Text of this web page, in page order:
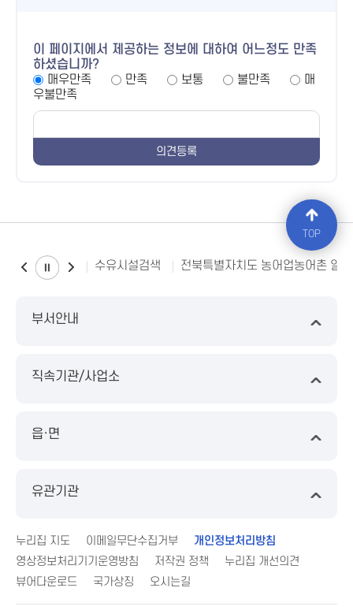
이 페이지에서 제공하는 정보에 대하여 어느정도 만족
하셨습니까?
매우만족
만족 보통 불만족
매
우불만족
수유시설검색 전북특별자치도 농어업농어촌 일
부서안내
직속기관/사업소
읍·면
유관기관
누리집 지도 이메일무단수집거부
개인정보처리방침
영상정보처리기기운영방침
저작권 정책
누리집 개선의견
뷰어다운로드
국가상징 오시는길
TOP